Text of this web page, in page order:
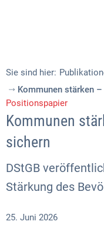
Sie sind hier:
Kommunen stärken
Positionspapier
Kommunen
sichern
DStGB
Stärkung des
25. Juni 2026